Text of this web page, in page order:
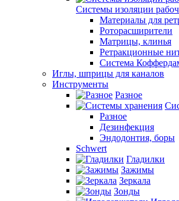
Системы изоляции
Материалы для
Роторасширители
Матрицы, клинья
Ретракционные
Система
Иглы, шприцы для каналов
Инструменты
Разное
Разное
Дезинфекция
Эндодонтия, боры
Schwert
Гладилки
Зажимы
Зеркала
Зонды